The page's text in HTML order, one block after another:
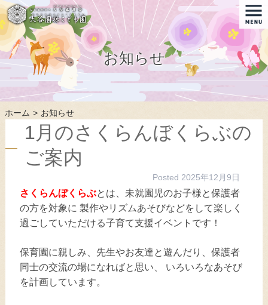
お知らせ
ホーム お知らせ
1月のさくらんぼくらぶの
ご案内
Posted 2025年12月9日
さくらんぼくらぶとは、未就園児のお子様と保護者
の方を対象に 製作やリズムあそびなどをして楽しく
過ごしていただける子育て支援イベントです！
保育園に親しみ、先生やお友達と遊んだり、保護者
同士の交流の場になればと思い、 いろいろなあそび
を計画しています。